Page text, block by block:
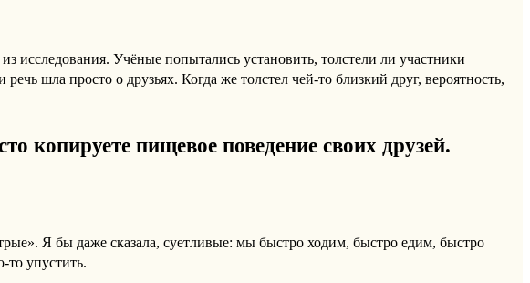
Учёные попытались установить, толстели ли участники
шла просто о друзьях. Когда же толстел чей-то близкий друг, вероятность,
копируете пищевое поведение своих друзей.
Я бы даже сказала, суетливые: мы быстро ходим, быстро едим, быстро
упустить.